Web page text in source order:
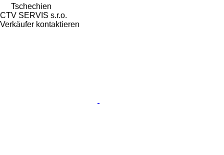
Tschechien
CTV SERVIS s.r.o.
Verkäufer kontaktieren